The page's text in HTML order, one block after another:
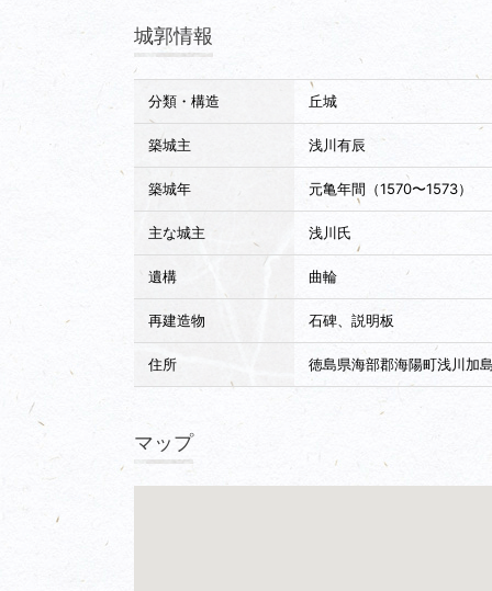
城郭情報
分類・構造 丘城
築城主 浅川有辰
築城年 元亀年間（1570〜1573）
主な城主 浅川氏
遺構 曲輪
再建造物 石碑、説明板
住所 徳島県海部郡海陽町浅川加
マップ